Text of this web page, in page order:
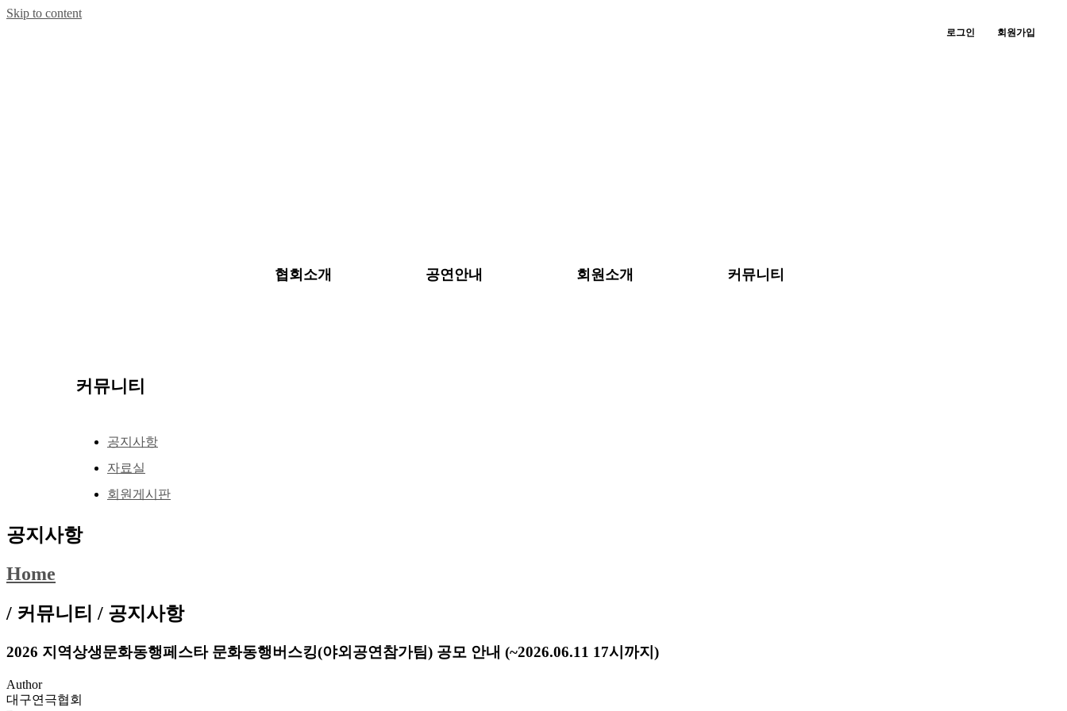
Skip to content
로그인 회원가입
협회소개 공연안내 회원소개 커뮤니티
커뮤니티
공지사항
자료실
회원게시판
공지사항
Home
/ 커뮤니티 / 공지사항
2026 지역상생문화동행페스타 문화동행버스킹(야외공연참가팀) 공모 안내 (~2026.06.11 17시까지)
Author
대구연극협회